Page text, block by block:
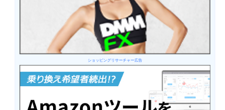
ショッピングリサーチャー広告